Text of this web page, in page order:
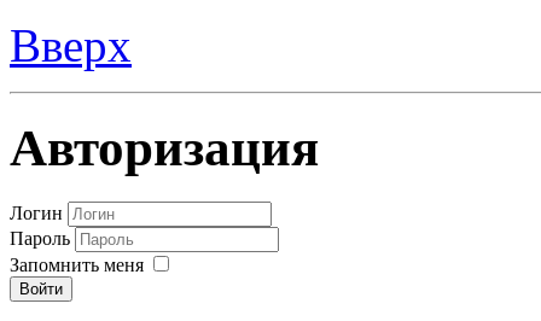
Вверх
Авторизация
Логин
Пароль
Запомнить меня
Войти